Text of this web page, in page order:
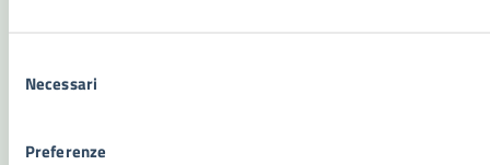
delNecessari
Preferenze
Problemi in città